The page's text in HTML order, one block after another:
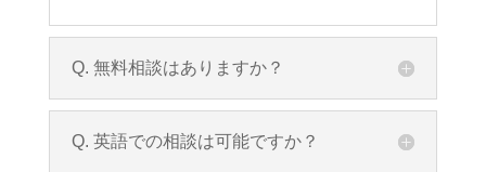
Q. 無料相談はありますか？
Q. 英語での相談は可能ですか？